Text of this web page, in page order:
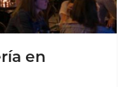
en